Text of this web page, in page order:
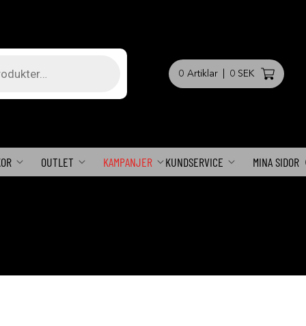
0 Artiklar 0 SEK
OUTLET KAMPANJER KUNDSERVICE MINA SIDOR